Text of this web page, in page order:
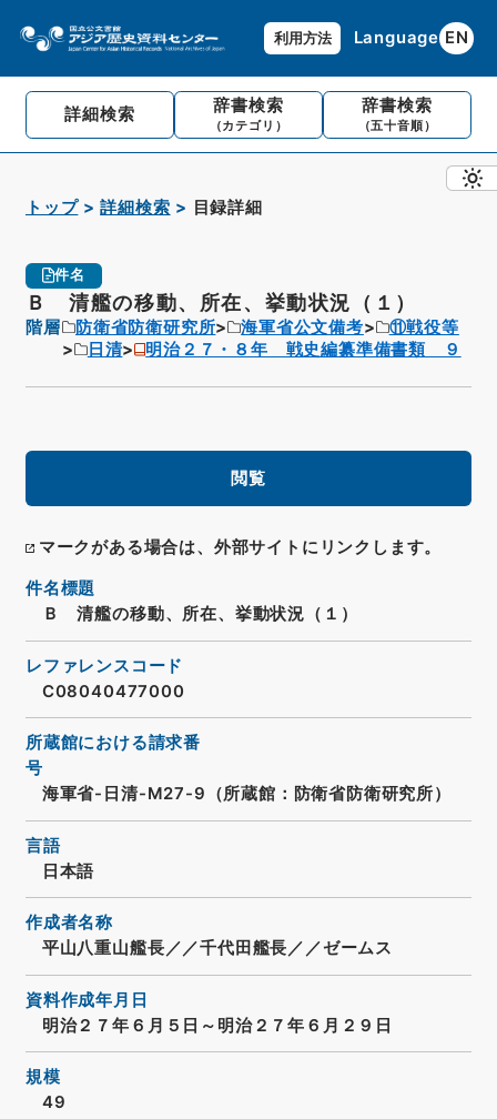
利用方法 Language EN
詳細検索 辞書検索
（カテゴリ）
辞書検索
（五十音順）
トップ 詳細検索 目録詳細
件名
Ｂ 清艦の移動、所在、挙動状況（１）
階層 防衛省防衛研究所 海軍省公文備考
⑪戦役等
日清
明治２７・８年 戦史編纂準備書類 ９
閲覧
マークがある場合は、外部サイトにリンクします。
件名標題
Ｂ 清艦の移動、所在、挙動状況（１）
レファレンスコード
C08040477000
所蔵館における請求番
号
海軍省-日清-M27-9（所蔵館：防衛省防衛研究所）
言語
日本語
作成者名称
平山八重山艦長／／千代田艦長／／ゼームス
資料作成年月日
明治２７年６月５日～明治２７年６月２９日
規模
49